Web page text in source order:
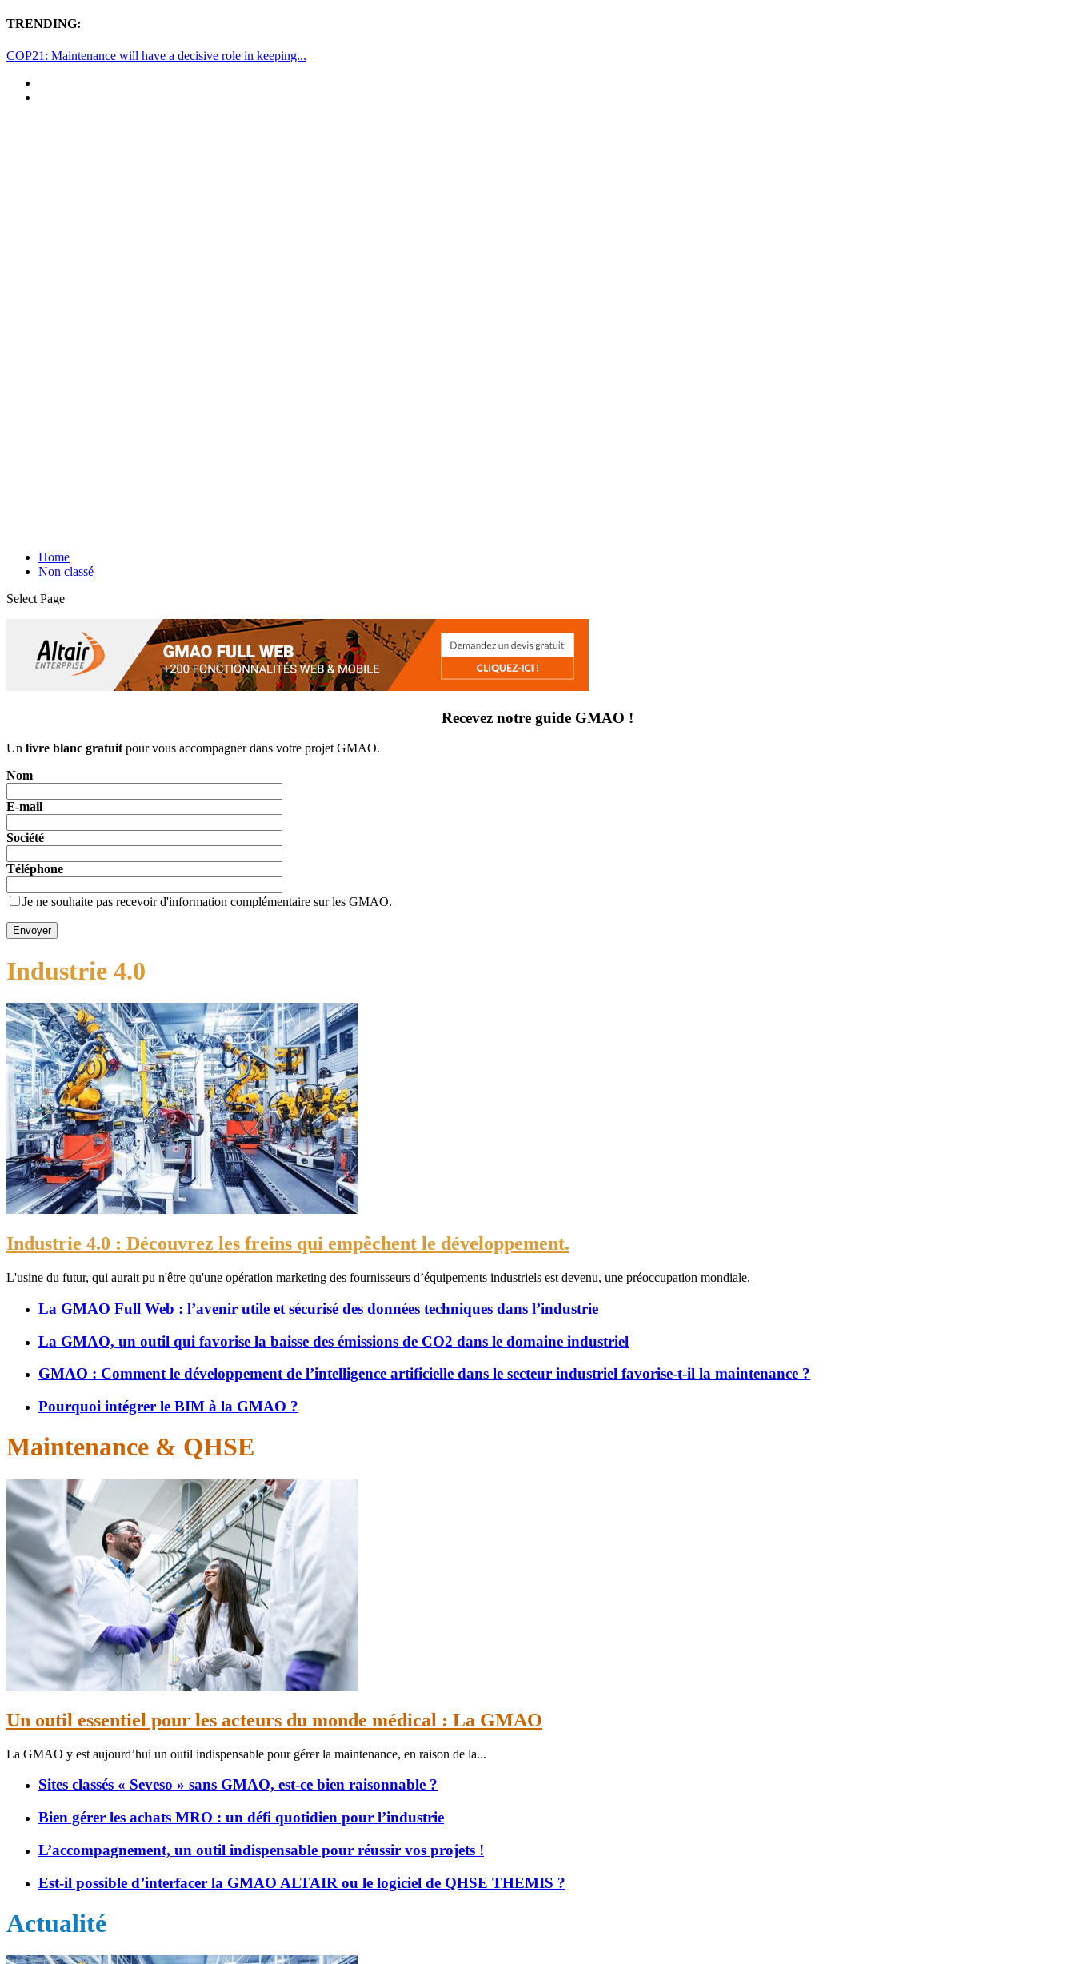
TRENDING:
COP21: Maintenance will have a decisive role in keeping...
Home
Non classé
Select Page
Recevez notre guide GMAO !
Un livre blanc gratuit pour vous accompagner dans votre projet GMAO.
Nom
E-mail
Société
Téléphone
Je ne souhaite pas recevoir d'information complémentaire sur les GMAO.
Industrie 4.0
Industrie 4.0 : Découvrez les freins qui empêchent le développement.
L'usine du futur, qui aurait pu n'être qu'une opération marketing des fournisseurs d’équipements industriels est devenu, une préoccupation mondiale.
La GMAO Full Web : l’avenir utile et sécurisé des données techniques dans l’industrie
La GMAO, un outil qui favorise la baisse des émissions de CO2 dans le domaine industriel
GMAO : Comment le développement de l’intelligence artificielle dans le secteur industriel favorise-t-il la maintenance ?
Pourquoi intégrer le BIM à la GMAO ?
Maintenance & QHSE
Un outil essentiel pour les acteurs du monde médical : La GMAO
La GMAO y est aujourd’hui un outil indispensable pour gérer la maintenance, en raison de la...
Sites classés « Seveso » sans GMAO, est-ce bien raisonnable ?
Bien gérer les achats MRO : un défi quotidien pour l’industrie
L’accompagnement, un outil indispensable pour réussir vos projets !
Est-il possible d’interfacer la GMAO ALTAIR ou le logiciel de QHSE THEMIS ?
Actualité